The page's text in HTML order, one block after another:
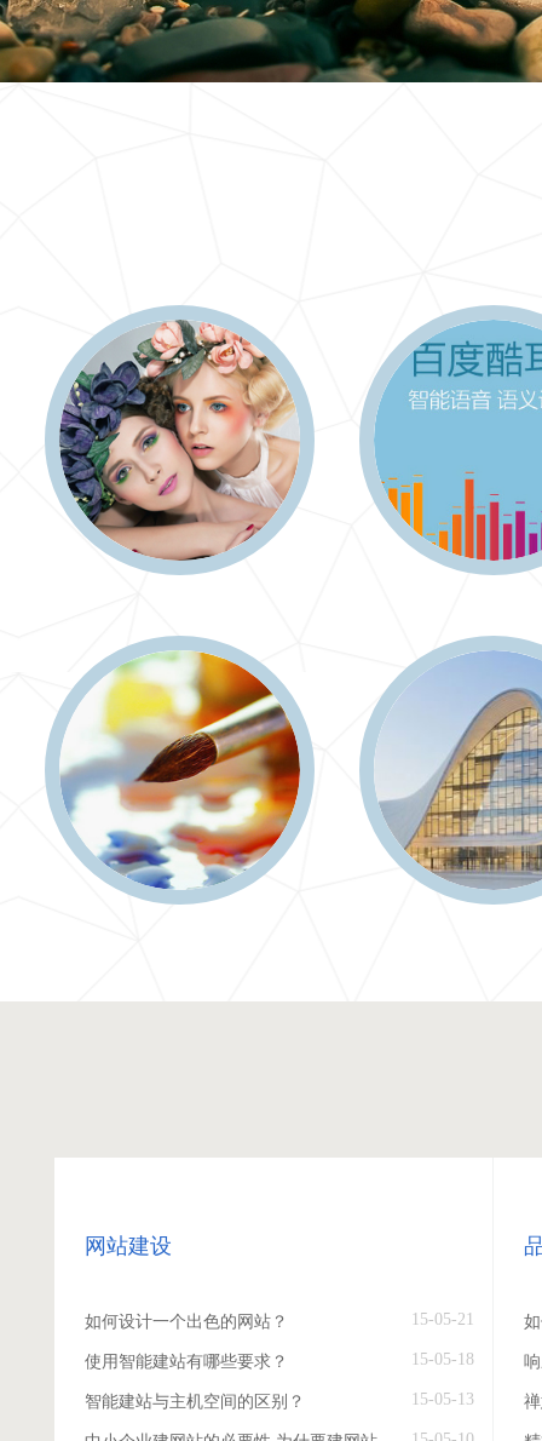
信息爆炸时代，信息传递是否做到更新、更全、更
快
网站建设
如何设计一个出色的网站？ 15-05-21
使用智能建站有哪些要求？ 15-05-18
智能建站与主机空间的区别？ 15-05-13